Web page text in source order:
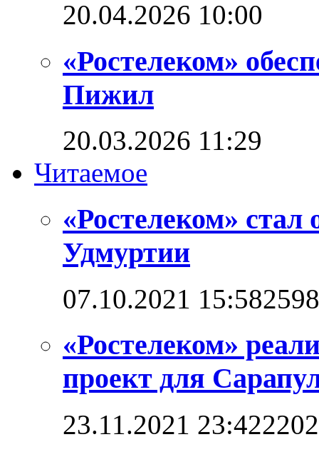
20.04.2026 10:00
«Ростелеком»
Пижил
20.03.2026 11:29
Читаемое
«Ростелеком» стал
Удмуртии
07.10.2021 15:58
«Ростелеком»
проект для
23.11.2021 23:42